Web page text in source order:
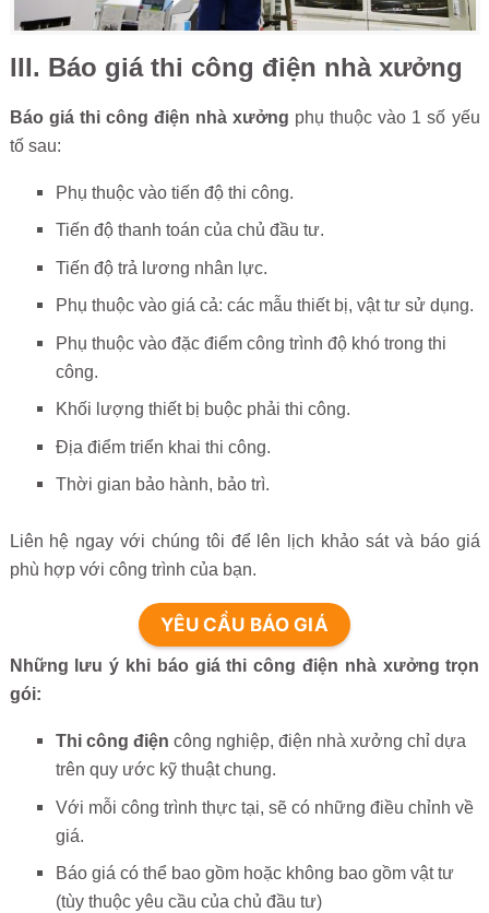
III. Báo giá thi công điện nhà xưởng
Báo giá thi công điện nhà xưởng phụ thuộc vào 1 số yếu
tố sau:
Phụ thuộc vào tiến độ thi công.
Tiến độ thanh toán của chủ đầu tư.
Tiến độ trả lương nhân lực.
Phụ thuộc vào giá cả: các mẫu thiết bị, vật tư sử dụng.
Phụ thuộc vào đặc điểm công trình độ khó trong thi
công.
Khối lượng thiết bị buộc phải thi công.
Địa điểm triển khai thi công.
Thời gian bảo hành, bảo trì.
Liên hệ ngay với chúng tôi để lên lịch khảo sát và báo giá
phù hợp với công trình của bạn.
YÊU CẦU BÁO GIÁ
Những lưu ý khi báo giá thi công điện nhà xưởng trọn
gói:
Thi công điện công nghiệp, điện nhà xưởng chỉ dựa
trên quy ước kỹ thuật chung.
Với mỗi công trình thực tại, sẽ có những điều chỉnh về
giá.
Báo giá có thể bao gồm hoặc không bao gồm vật tư
(tùy thuộc yêu cầu của chủ đầu tư)